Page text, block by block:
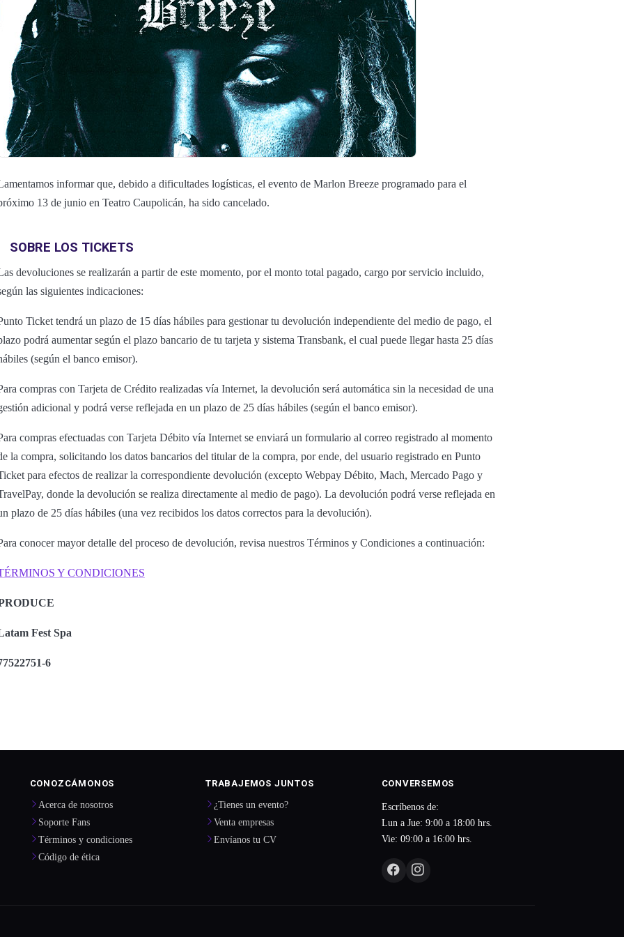
informar que, debido a dificultades logísticas, el evento de Marlon Breeze programado para el
13 de junio en Teatro Caupolicán, ha sido cancelado.
SOBRE LOS TICKETS
devoluciones se realizarán a partir de este momento, por el monto total pagado, cargo por servicio incluido,
las siguientes indicaciones:
Ticket tendrá un plazo de 15 días hábiles para gestionar tu devolución independiente del medio de pago, el
podrá aumentar según el plazo bancario de tu tarjeta y sistema Transbank, el cual puede llegar hasta 25 días
(según el banco emisor).
compras con Tarjeta de Crédito realizadas vía Internet, la devolución será automática sin la necesidad de una
adicional y podrá verse reflejada en un plazo de 25 días hábiles (según el banco emisor).
compras efectuadas con Tarjeta Débito vía Internet se enviará un formulario al correo registrado al momento
la compra, solicitando los datos bancarios del titular de la compra, por ende, del usuario registrado en Punto
para efectos de realizar la correspondiente devolución (excepto Webpay Débito, Mach, Mercado Pago y
donde la devolución se realiza directamente al medio de pago). La devolución podrá verse reflejada en
plazo de 25 días hábiles (una vez recibidos los datos correctos para la devolución).
conocer mayor detalle del proceso de devolución, revisa nuestros Términos y Condiciones a continuación:
Y CONDICIONES
Fest Spa
6
CONOZCÁMONOS
Acerca de nosotros
Soporte Fans
Términos y condiciones
Código de ética
TRABAJEMOS JUNTOS
¿Tienes un evento?
Venta empresas
Envíanos tu CV
CONVERSEMOS
Escríbenos de:
Lun a Jue: 9:00 a 18:00 hrs.
Vie: 09:00 a 16:00 hrs.